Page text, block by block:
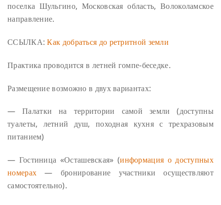
поселка Шульгино, Московская область, Волоколамское
направление.
ССЫЛКА:Как добраться до ретритной земли
Практика проводится в летней гомпе-беседке.
Размещение возможно в двух вариантах:
— Палатки на территории самой земли (доступны
туалеты, летний душ, походная кухня с трехразовым
питанием)
— Гостиница «Осташевская» (информация о доступных
номерах— бронирование участники осуществляют
самостоятельно).